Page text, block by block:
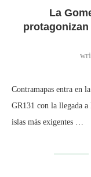
La
Contramapas entra en
GR131 con la llegada
islas más exigentes …